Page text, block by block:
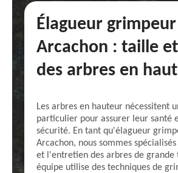
Élagueur
Arcachon : taille
des arbres en
Les arbres en hauteur nécessitent
particulier pour assurer leur santé
sécurité. En tant qu'élagueur
Arcachon, nous sommes
et l'entretien des arbres de grande
équipe utilise des techniques de